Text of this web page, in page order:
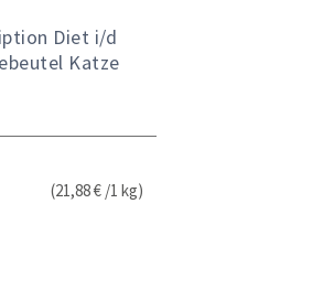
Diet i/d
Katze
(21,88 € /1 kg)